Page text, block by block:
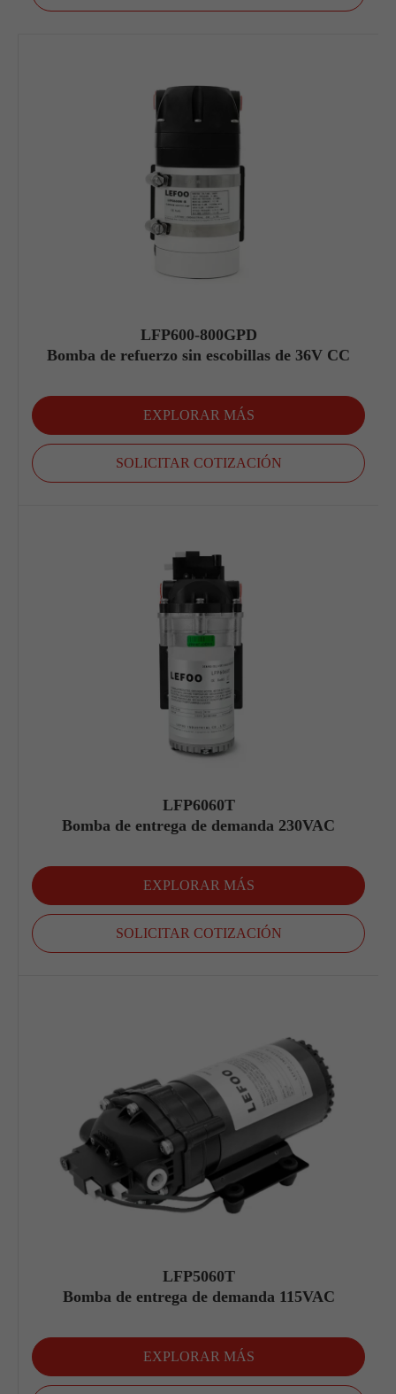
LFP600-800GPD
Bomba de refuerzo sin escobillas de 36V CC
EXPLORAR MÁS
SOLICITAR COTIZACIÓN
LFP6060T
Bomba de entrega de demanda 230VAC
EXPLORAR MÁS
SOLICITAR COTIZACIÓN
LFP5060T
Bomba de entrega de demanda 115VAC
EXPLORAR MÁS